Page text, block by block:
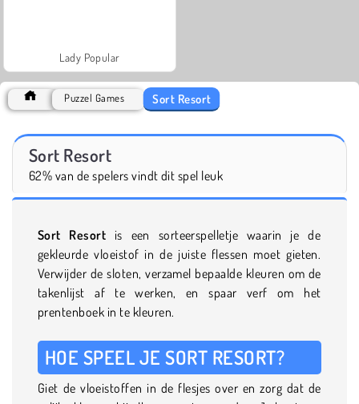
Lady Popular
Puzzel Games Sort Resort
Sort Resort
62% van de spelers vindt dit spel leuk
Sort Resort is een sorteerspelletje waarin je de
gekleurde vloeistof in de juiste flessen moet gieten.
Verwijder de sloten, verzamel bepaalde kleuren om de
takenlijst af te werken, en spaar verf om het
prentenboek in te kleuren.
HOE SPEEL JE SORT RESORT?
Giet de vloeistoffen in de flesjes over en zorg dat de